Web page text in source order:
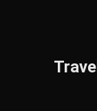
Travel